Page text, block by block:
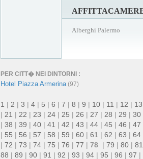
Alberghi Palermo
PER CITT� NEI DINTORNI :
Hotel Piazza Armerina(97)
1 | 2 | 3 | 4 | 5 | 6 | 7 | 8 | 9 | 10 | 11 | 12 | 13
| 21 | 22 | 23 | 24 | 25 | 26 | 27 | 28 | 29 | 30
| 38 | 39 | 40 | 41 | 42 | 43 | 44 | 45 | 46 | 47
| 55 | 56 | 57 | 58 | 59 | 60 | 61 | 62 | 63 | 64
| 72 | 73 | 74 | 75 | 76 | 77 | 78 | 79 | 80 | 81
88 | 89 | 90 | 91 | 92 | 93 | 94 | 95 | 96 | 97 |